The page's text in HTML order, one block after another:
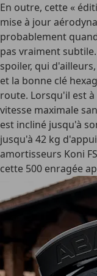
En outre, cette «
mise à jour
probablement
pas vraiment
spoiler, qui
et la bonne clé
route. Lorsqu'il est
vitesse maximale
est incliné jusqu'à
jusqu'à 42 kg
amortisseurs Koni
cette 500 enragée